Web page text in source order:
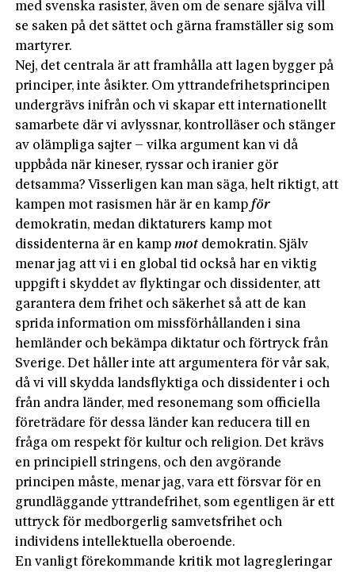
med svenska rasister, även om de senare själva vill
se saken på det sättet och gärna framställer sig som
martyrer.
Nej, det centrala är att framhålla att lagen bygger på
principer, inte åsikter. Om yttrandefrihetsprincipen
undergrävs inifrån och vi skapar ett internationellt
samarbete där vi avlyssnar, kontrolläser och stänger
av olämpliga sajter – vilka argument kan vi då
uppbåda när kineser, ryssar och iranier gör
detsamma? Visserligen kan man säga, helt riktigt, att
kampen mot rasismen här är en kampför
demokratin, medan diktaturers kamp mot
dissidenterna är en kampmot demokratin. Själv
menar jag att vi i en global tid också har en viktig
uppgift i skyddet av flyktingar och dissidenter, att
garantera dem frihet och säkerhet så att de kan
sprida information om missförhållanden i sina
hemländer och bekämpa diktatur och förtryck från
Sverige. Det håller inte att argumentera för vår sak,
då vi vill skydda landsflyktiga och dissidenter i och
från andra länder, med resonemang som officiella
företrädare för dessa länder kan reducera till en
fråga om respekt för kultur och religion. Det krävs
en principiell stringens, och den avgörande
principen måste, menar jag, vara ett försvar för en
grundläggande yttrandefrihet, som egentligen är ett
uttryck för medborgerlig samvetsfrihet och
individens intellektuella oberoende.
En vanligt förekommande kritik mot lagregleringar